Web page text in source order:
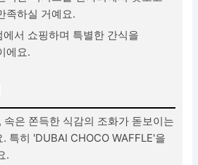
족하실 거예요.
서 쇼핑하며 특별한 간식을
에요.
속은 쫀득한 식감의 조화가 돋보이는
특히 'DUBAI CHOCO WAFFLE'을
.